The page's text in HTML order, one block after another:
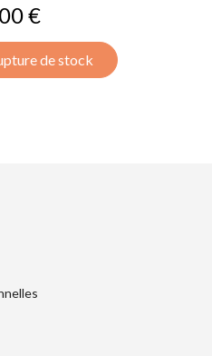
€
de stock